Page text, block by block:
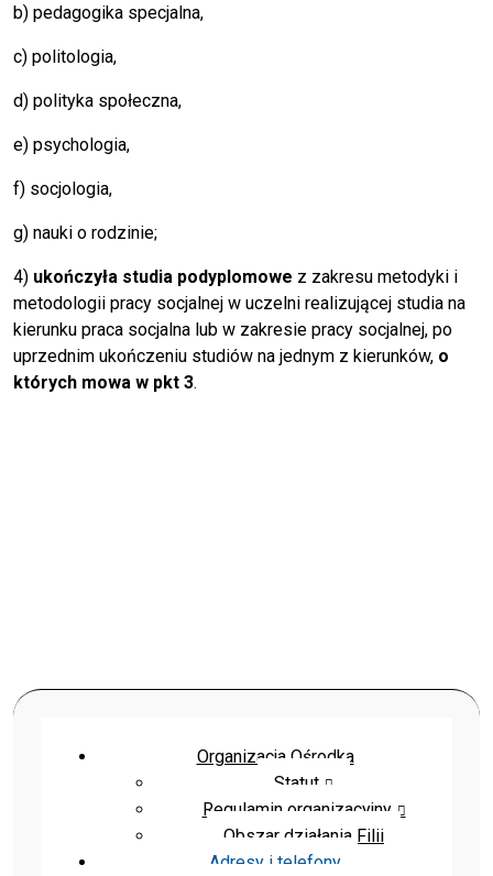
Organizacja Ośrodka
Statut
Regulamin organizacyjny
Obszar działania Filii
Adresy i telefony
b) pedagogika specjalna,
c) politologia,
d) polityka społeczna,
e) psychologia,
f) socjologia,
g) nauki o rodzinie;
4) ukończyła studia podyplomowe z zakresu metodyki i
metodologii pracy socjalnej w uczelni realizującej studia na
kierunku praca socjalna lub w zakresie pracy socjalnej, po
uprzednim ukończeniu studiów na jednym z kierunków, o
których mowa w pkt 3.